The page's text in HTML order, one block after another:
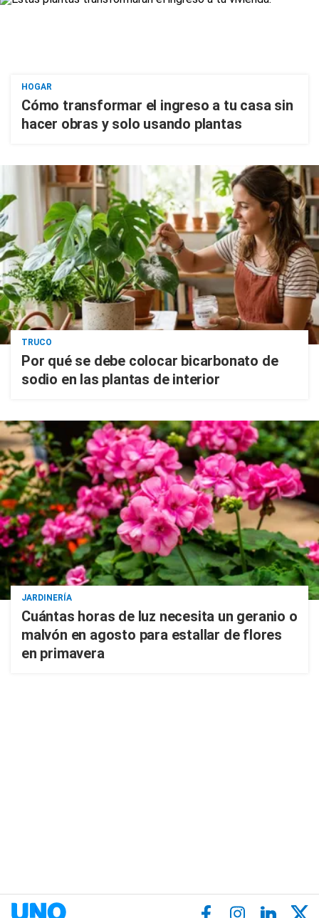
HOGAR
Cómo transformar el ingreso a tu casa sin
hacer obras y solo usando plantas
TRUCO
Por qué se debe colocar bicarbonato de
sodio en las plantas de interior
JARDINERÍA
Cuántas horas de luz necesita un geranio o
malvón en agosto para estallar de flores
en primavera